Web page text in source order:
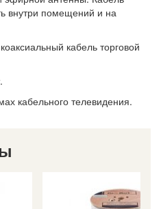
внутри помещений и на
кабель торговой
кабельного телевидения.